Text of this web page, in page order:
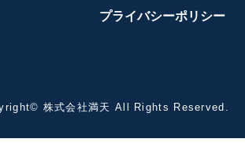
プライバシーポリシー
株式会社満天 All Rights Reserved.